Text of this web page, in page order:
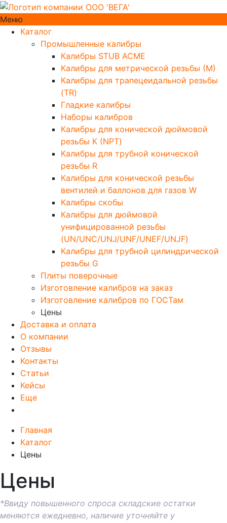
Меню
Каталог
Промышленные калибры
Калибры STUB ACME
Калибры для метрической резьбы (М)
Калибры для трапецеидальной резьбы
(TR)
Гладкие калибры
Наборы калибров
Калибры для конической дюймовой
резьбы К (NPT)
Калибры для трубной конической
резьбы R
Калибры для конической резьбы
вентилей и баллонов для газов W
Калибры скобы
Калибры для дюймовой
унифицированной резьбы
(UN/UNC/UNJ/UNF/UNEF/UNJF)
Калибры для трубной цилиндрической
резьбы G
Плиты поверочные
Изготовление калибров на заказ
Изготовление калибров по ГОСТам
Цены
Доставка и оплата
О компании
Отзывы
Контакты
Статьи
Кейсы
Еще
Главная
Каталог
Цены
Цены
*Ввиду повышенного спроса складские остатки
меняются ежедневно, наличие уточняйте у